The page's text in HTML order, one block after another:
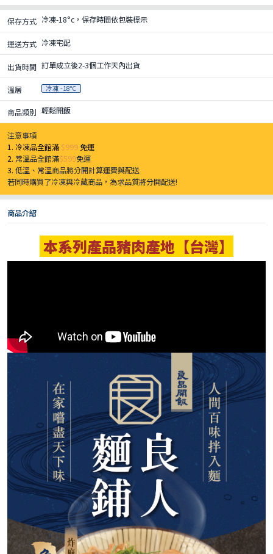
保存方式 冷凍-18°c，保存時間依包裝標示
運送方式 冷凍宅配
出貨時間 訂單成立後2-3個工作天內出貨
溫層 冷凍 -18°C
商品類別 輕鬆開飯
注意事項
1. 冷凍品全館滿 $999免運
2. 常溫品全館滿$599免運
3.低溫、常溫商品將分開計算運費與配送
若同時購買了冷凍與冷藏商品，為求品質將分開配送!
商品介紹
本系列產品豬肉產地【台灣】